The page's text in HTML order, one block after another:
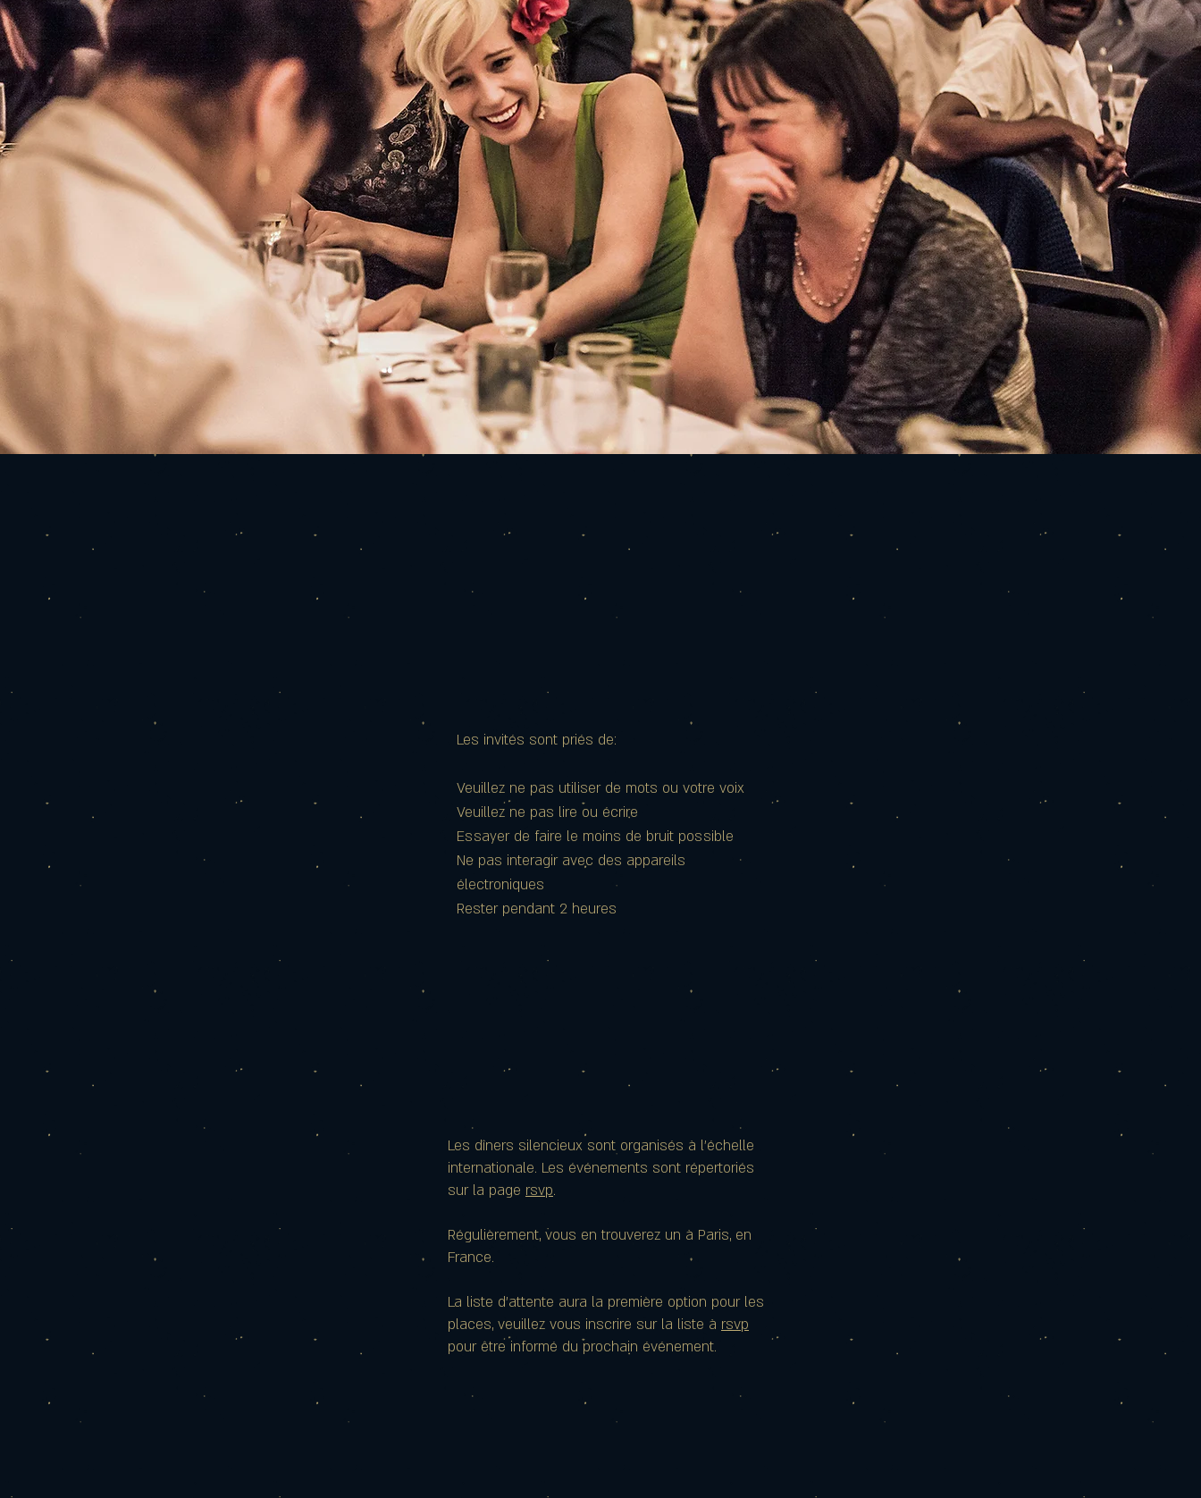
Les invités sont priés de:
Veuillez ne pas utiliser de mots ou votre voix
Veuillez ne pas lire ou écrire
Essayer de faire le moins de bruit possible
Ne pas interagir avec des appareils
électroniques
Rester pendant 2 heures
Les dîners silencieux sont organisés à l'échelle
internationale. Les événements sont répertoriés
sur la page rsvp.
Régulièrement, vous en trouverez un à Paris, en
France.
La liste d'attente aura la première option pour les
places, veuillez vous inscrire sur la liste à rsvp
pour être informé du prochain événement.